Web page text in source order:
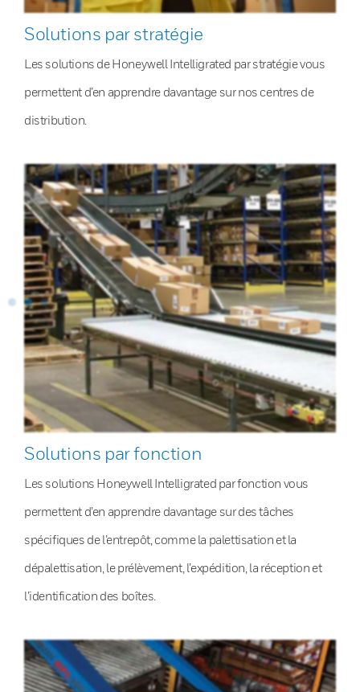
Solutions par stratégie
Les solutions de Honeywell Intelligrated par stratégie vous
permettent d’en apprendre davantage sur nos centres de
distribution.
Solutions par fonction
Les solutions Honeywell Intelligrated par fonction vous
permettent d’en apprendre davantage sur des tâches
spécifiques de l’entrepôt, comme la palettisation et la
dépalettisation, le prélèvement, l’expédition, la réception et
l’identification des boîtes.